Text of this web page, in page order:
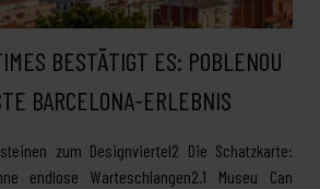
BESTÄTIGT ES: POBLENOU
BARCELONA-ERLEBNIS
zum Designviertel2 Die Schatzkarte:
endlose Warteschlangen2.1 Museu Can